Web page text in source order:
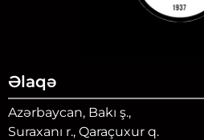
Əlaqə
Azərbaycan, Bakı ş.,
Suraxanı r., Qaraçuxur q.